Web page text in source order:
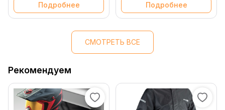
Подробнее Подробнее
СМОТРЕТЬ ВСЕ
Рекомендуем